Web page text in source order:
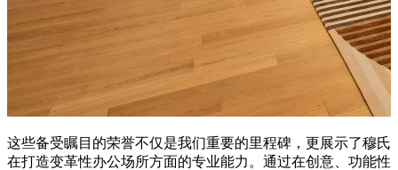
这些备受瞩目的荣誉不仅是我们重要的里程碑，更展示了穆氏
在打造变革性办公场所方面的专业能力。通过在创意、功能性